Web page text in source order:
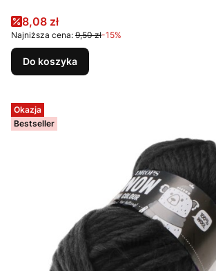
Cena promocyjna
8,08 zł
Najniższa cena: 9,50 zł-15%
Do koszyka
Okazja
Bestseller